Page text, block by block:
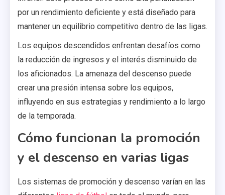
por un rendimiento deficiente y está diseñado para
mantener un equilibrio competitivo dentro de las ligas.
Los equipos descendidos enfrentan desafíos como
la reducción de ingresos y el interés disminuido de
los aficionados. La amenaza del descenso puede
crear una presión intensa sobre los equipos,
influyendo en sus estrategias y rendimiento a lo largo
de la temporada.
Cómo funcionan la promoción
y el descenso en varias ligas
Los sistemas de promoción y descenso varían en las